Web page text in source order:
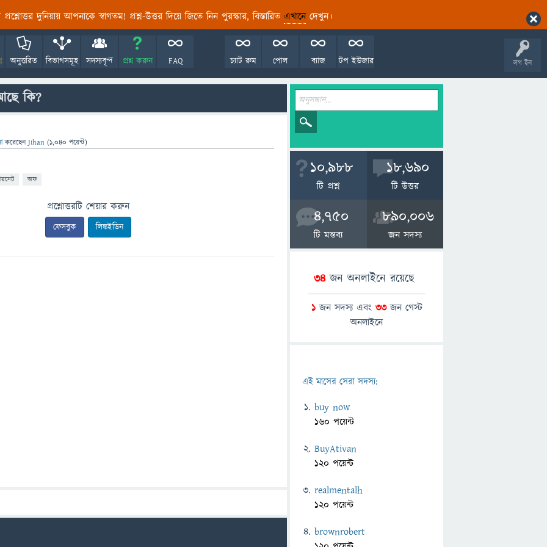
প্রশ্নোত্তর দুনিয়ায় আপনাকে স্বাগতম! প্রশ্ন-উত্তর দিয়ে জিতে নিন পুরস্কার, বিস্তারিত এখানেদেখুন।
লগ ইন
অনুত্তরিত বিভাগসমূহ সদস্যবৃন্দ প্রশ্ন করুন FAQ টপ ইউজার
ব্যাজ
পোল
চ্যাট রুম
কি?
করেছেনJihan (1,040 পয়েন্ট)
অফ
প্রশ্নোত্তরটি শেয়ার করুন
ফেসবুক লিঙ্কইডিন
10,988
টি প্রশ্ন
18,690
টি উত্তর
4,750
টি মন্তব্য
890,006
জন সদস্য
34জন অনলাইনে রয়েছে
1জন সদস্য এবং 33জন গেস্ট
অনলাইনে
এই মাসের সেরা সদস্য:
buy now
160 পয়েন্ট
BuyAtivan
120 পয়েন্ট
realmentalh
120 পয়েন্ট
brownrobert